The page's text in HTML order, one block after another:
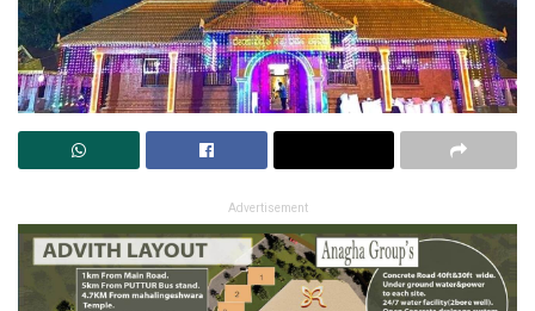
Advertisement